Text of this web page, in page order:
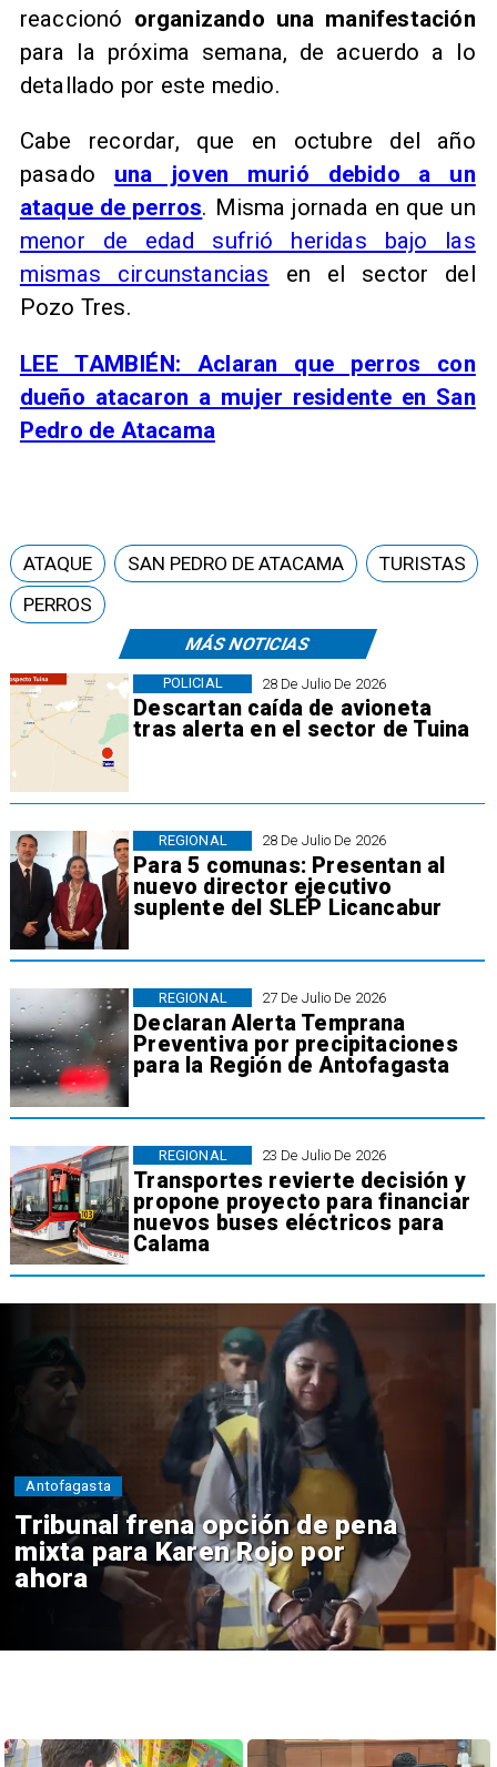
reaccionó organizando una manifestación
para la próxima semana, de acuerdo a lo
detallado por este medio.
Cabe recordar, que en octubre del año
pasado una joven murió debido a un
ataque de perros. Misma jornada en que un
menor de edad sufrió heridas bajo las
mismas circunstancias en el sector del
Pozo Tres.
LEE TAMBIÉN: Aclaran que perros con
dueño atacaron a mujer residente en San
Pedro de Atacama
MÁS NOTICIAS
28 De Julio De 2026
Descartan caída de avioneta
tras alerta en el sector de Tuina
POLICIAL
28 De Julio De 2026
Para 5 comunas: Presentan al
nuevo director ejecutivo
suplente del SLEP Licancabur
REGIONAL
27 De Julio De 2026
Declaran Alerta Temprana
Preventiva por precipitaciones
para la Región de Antofagasta
REGIONAL
23 De Julio De 2026
Transportes revierte decisión y
propone proyecto para financiar
nuevos buses eléctricos para
Calama
REGIONAL
ATAQUE SAN PEDRO DE ATACAMA
TURISTAS
PERROS
Tribunal frena opción de pena
mixta para Karen Rojo por
ahora
Antofagasta